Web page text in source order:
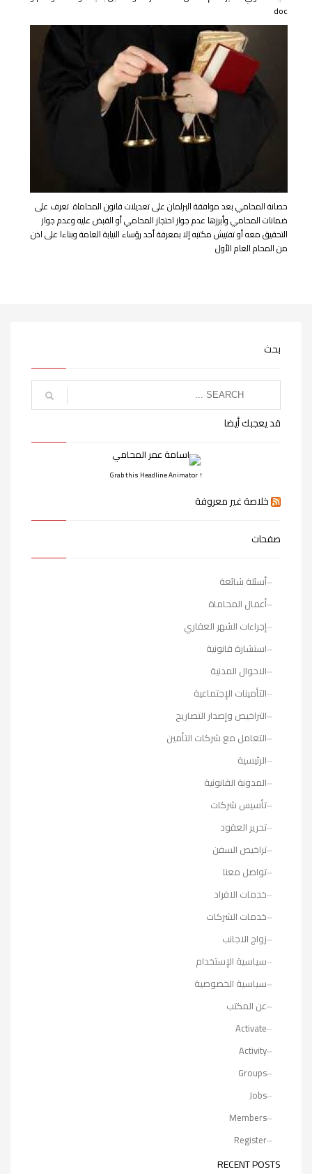
doc
حصانة المحامي بعد موافقة البرلمان على تعديلات قانون المحاماة. تعرف على
ضمانات المحامي وأبرزها عدم جواز احتجاز المحامي أو القبض عليه وعدم جواز
التحقيق معه أو تفتيش مكتبه إلا بمعرفة أحد رؤساء النيابة العامة وبناءا على اذن
من المحام العام الأول
بحث
قد يعجبك أيضا
↑ Grab this Headline Animator
خلاصة غير معروفة
صفحات
أسئلة شائعة
أعمال المحاماة
إجراءات الشهر العقاري
استشارة قانونية
الاحوال المدنية
التأمينات الإجتماعية
التراخيص وإصدار التصاريح
التعامل مع شركات التأمين
الرئيسية
المدونة القانونية
تأسيس شركات
تحرير العقود
تراخيص السفن
تواصل معنا
خدمات الافراد
خدمات الشركات
زواج الاجانب
سياسية الإستخدام
سياسية الخصوصية
عن المكتب
Activate
Activity
Groups
Jobs
Members
Register
RECENT POSTS